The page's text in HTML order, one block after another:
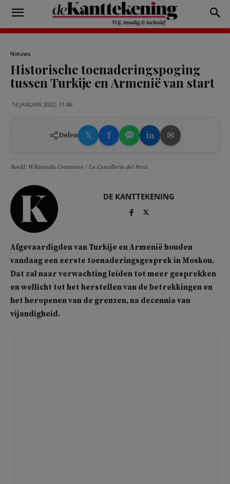
Nieuws
Historische toenaderingspoging
tussen Turkije en Armenië van start
14 JANUARI 2022, 11:46
Delen 𝕏 f in ✉
Beeld: Wikimedia Commons / La Cancillería del Perú
DE KANTTEKENING
Afgevaardigden van Turkije en Armenië houden
vandaag een eerste toenaderingsgesprek in Moskou.
Dat zal naar verwachting leiden tot meer gesprekken
en wellicht tot het herstellen van de betrekkingen en
het heropenen van de grenzen, na decennia van
vijandigheid.